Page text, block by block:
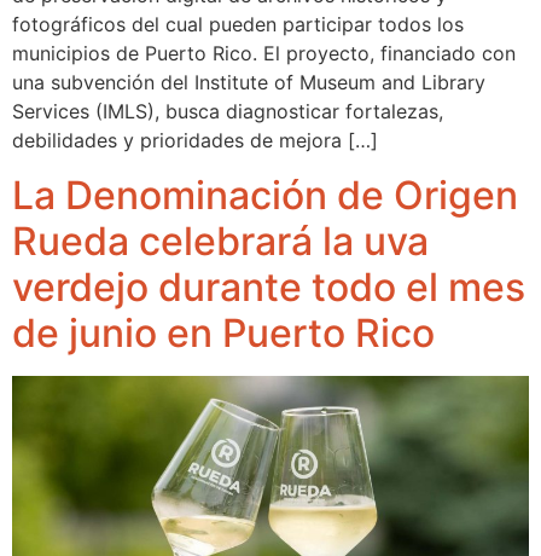
fotográficos del cual pueden participar todos los
municipios de Puerto Rico. El proyecto, financiado con
una subvención del Institute of Museum and Library
Services (IMLS), busca diagnosticar fortalezas,
debilidades y prioridades de mejora […]
La Denominación de Origen
Rueda celebrará la uva
verdejo durante todo el mes
de junio en Puerto Rico